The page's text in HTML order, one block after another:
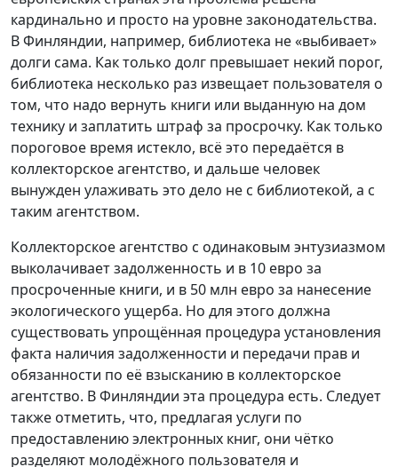
кардинально и просто на уровне законодательства.
В Финляндии, например, библиотека не «выбивает»
долги сама. Как только долг превышает некий порог,
библиотека несколько раз извещает пользователя о
том, что надо вернуть книги или выданную на дом
технику и заплатить штраф за просрочку. Как только
пороговое время истекло, всё это передаётся в
коллекторское агентство, и дальше человек
вынужден улаживать это дело не с библиотекой, а с
таким агентством.
Коллекторское агентство с одинаковым энтузиазмом
выколачивает задолженность и в 10 евро за
просроченные книги, и в 50 млн евро за нанесение
экологического ущерба. Но для этого должна
существовать упрощённая процедура установления
факта наличия задолженности и передачи прав и
обязанности по её взысканию в коллекторское
агентство. В Финляндии эта процедура есть. Следует
также отметить, что, предлагая услуги по
предоставлению электронных книг, они чётко
разделяют молодёжного пользователя и